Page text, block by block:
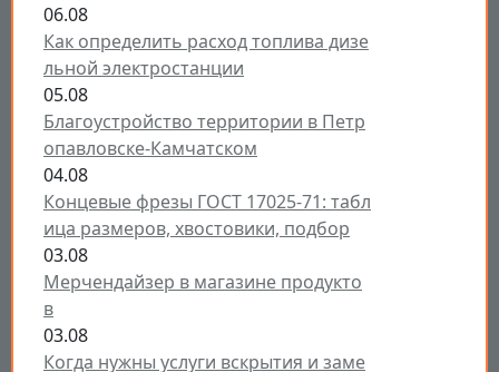
06.08
Как определить расход топлива дизе
льной электростанции
05.08
Благоустройство территории в Петр
опавловске-Камчатском
04.08
Концевые фрезы ГОСТ 17025-71: табл
ица размеров, хвостовики, подбор
03.08
Мерчендайзер в магазине продукто
в
03.08
Когда нужны услуги вскрытия и заме